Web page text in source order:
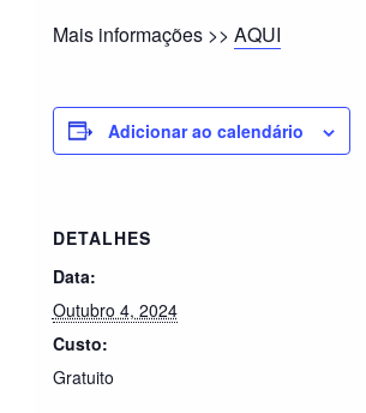
Mais informações >> AQUI
Adicionar ao calendário
DETALHES
Data:
Outubro 4, 2024
Custo:
Gratuito